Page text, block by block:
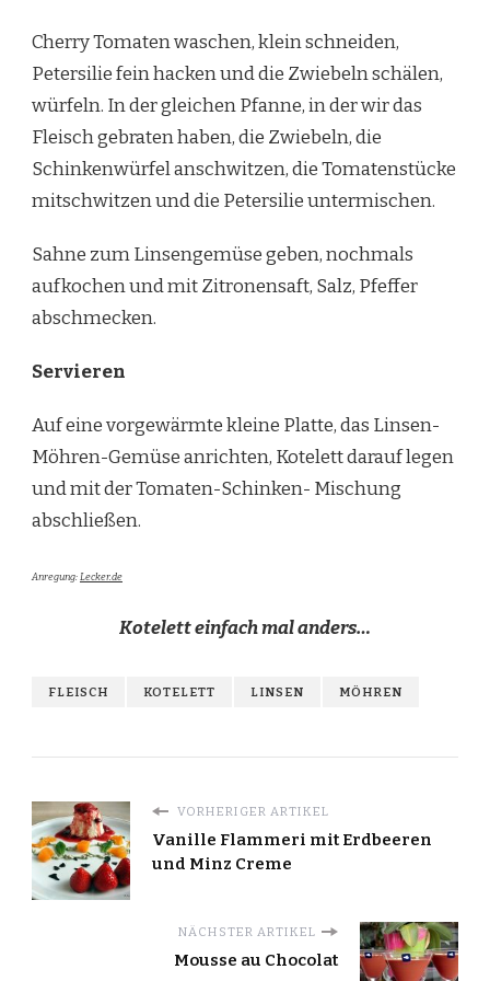
Cherry Tomaten waschen, klein schneiden,
Petersilie fein hacken und die Zwiebeln schälen,
würfeln. In der gleichen Pfanne, in der wir das
Fleisch gebraten haben, die Zwiebeln, die
Schinkenwürfel anschwitzen, die Tomatenstücke
mitschwitzen und die Petersilie untermischen.
Sahne zum Linsengemüse geben, nochmals
aufkochen und mit Zitronensaft, Salz, Pfeffer
abschmecken.
Servieren
Auf eine vorgewärmte kleine Platte, das Linsen-
Möhren-Gemüse anrichten, Kotelett darauf legen
und mit der Tomaten-Schinken- Mischung
abschließen.
Anregung: Lecker.de
Kotelett einfach mal anders…
FLEISCH KOTELETT LINSEN MÖHREN
VORHERIGER ARTIKEL
Vanille Flammeri mit Erdbeeren
und Minz Creme
NÄCHSTER ARTIKEL
Mousse au Chocolat